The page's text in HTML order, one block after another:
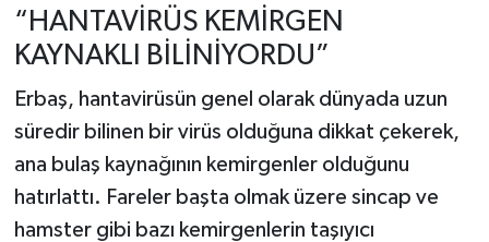
“HANTAVİRÜS KEMİRGEN
KAYNAKLI BİLİNİYORDU”
Erbaş, hantavirüsün genel olarak dünyada uzun
süredir bilinen bir virüs olduğuna dikkat çekerek,
ana bulaş kaynağının kemirgenler olduğunu
hatırlattı. Fareler başta olmak üzere sincap ve
hamster gibi bazı kemirgenlerin taşıyıcı